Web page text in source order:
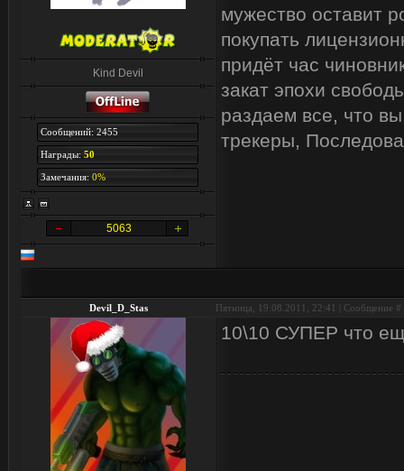
Kind Devil
Сообщений: 2455
Награды: 50
Замечания: 0%
5063
мужество оставит
покупать
придёт час
закат эпохи
раздаем все, что
трекеры,
Devil_D_Stas Пятница, 19.08.2011, 22:41 | Сообщение #
10\10 СУПЕР что